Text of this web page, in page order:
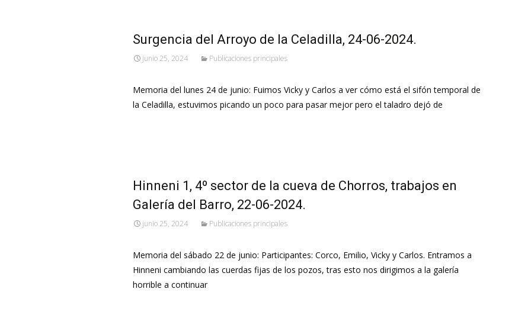
Surgencia del Arroyo de la Celadilla, 24-06-2024.
junio 25, 2024 Publicaciones principales
Memoria del lunes 24 de junio: Fuimos Vicky y Carlos a ver cómo está el sifón temporal de
la Celadilla, estuvimos picando un poco para pasar mejor pero el taladro dejó de
Hinneni 1, 4º sector de la cueva de Chorros, trabajos en
Galería del Barro, 22-06-2024.
junio 25, 2024 Publicaciones principales
Memoria del sábado 22 de junio: Participantes: Corco, Emilio, Vicky y Carlos. Entramos a
Hinneni cambiando las cuerdas fijas de los pozos, tras esto nos dirigimos a la galería
horrible a continuar